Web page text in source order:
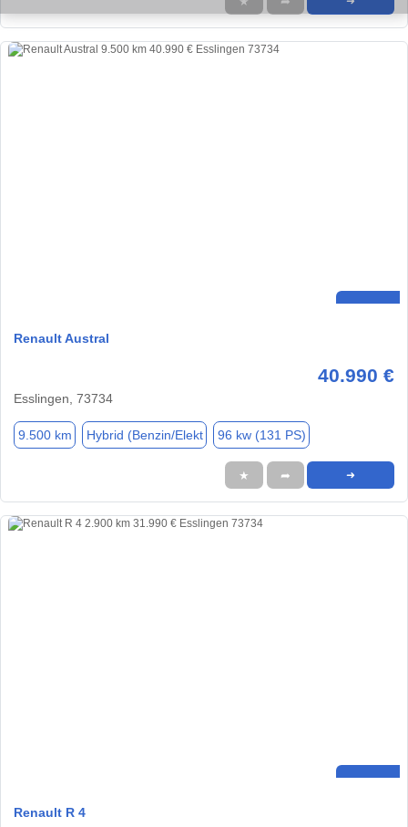
Renault Austral
40.990 €
Esslingen, 73734
9.500 km Hybrid (Benzin/Elekt 96 kw (131 PS)
★ ➦ ➜
Renault R 4